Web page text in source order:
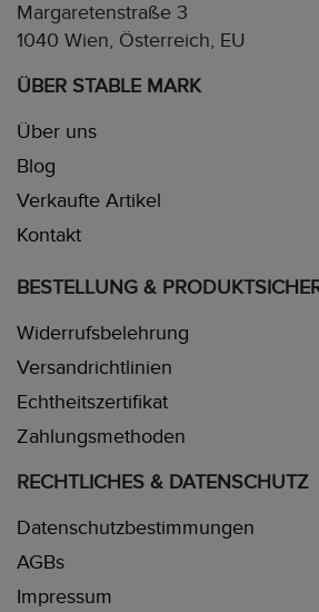
Margaretenstraße 3
1040 Wien, Österreich, EU
ÜBER STABLE MARK
Über uns
Blog
Verkaufte Artikel
Kontakt
BESTELLUNG &
Widerrufsbelehrung
Versandrichtlinien
Echtheitszertifikat
Zahlungsmethoden
RECHTLICHES & DATENSCHUTZ
Datenschutzbestimmungen
AGBs
Impressum